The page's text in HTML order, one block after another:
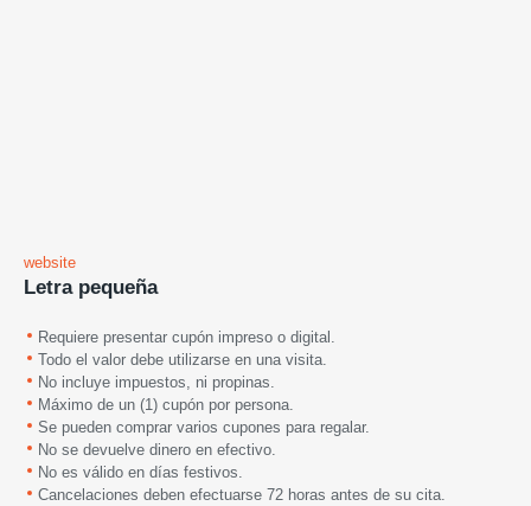
website
Letra pequeña
Requiere presentar cupón impreso o digital.
Todo el valor debe utilizarse en una visita.
No incluye impuestos, ni propinas.
Máximo de un (1) cupón por persona.
Se pueden comprar varios cupones para regalar.
No se devuelve dinero en efectivo.
No es válido en días festivos.
Cancelaciones deben efectuarse 72 horas antes de su cita.